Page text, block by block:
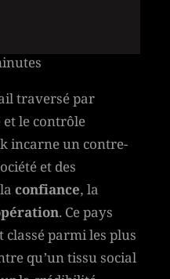
traversé par
le contrôle
incarne un contre-
et des
confiance, la
. Ce pays
parmi les plus
qu’un tissu social